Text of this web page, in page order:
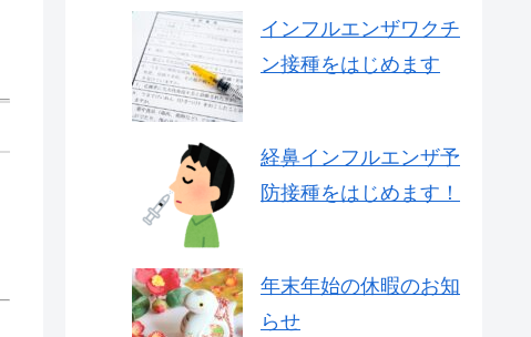
インフルエンザワクチ
ン接種をはじめます
経鼻インフルエンザ予
防接種をはじめます！
年末年始の休暇のお知
らせ